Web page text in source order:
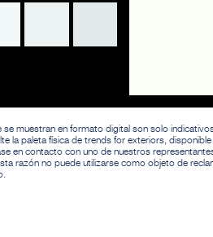
se muestran en formato digital son solo
la paleta física de trends for exteriors,
en contacto con uno de nuestros
razón no puede utilizarse como objeto de